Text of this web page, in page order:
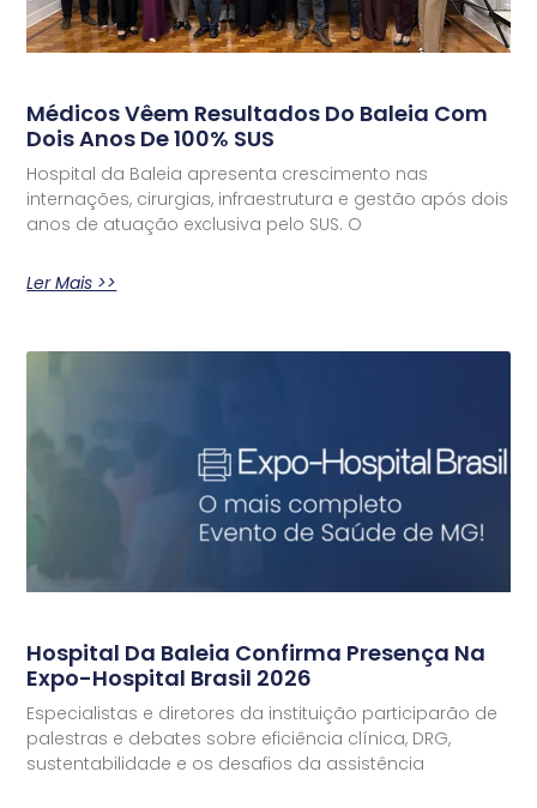
Médicos Vêem Resultados Do Baleia Com
Dois Anos De 100% SUS
Hospital da Baleia apresenta crescimento nas
internações, cirurgias, infraestrutura e gestão após dois
anos de atuação exclusiva pelo SUS. O
Ler Mais >>
Hospital Da Baleia Confirma Presença Na
Expo-Hospital Brasil 2026
Especialistas e diretores da instituição participarão de
palestras e debates sobre eficiência clínica, DRG,
sustentabilidade e os desafios da assistência